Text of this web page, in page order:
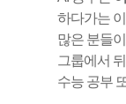
하다가는
많은 분들
그룹에서
수능 공부